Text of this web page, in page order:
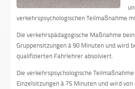
verkehrspsychologischen Teilmaßnahme
Die verkehrspädagogische Maßnahme
Gruppensitzungen à 90 Minuten und wird
qualifizierten Fahrlehrer absolviert.
Die verkehrspsychologische
Einzelsitzungen à 75 Minuten und wird